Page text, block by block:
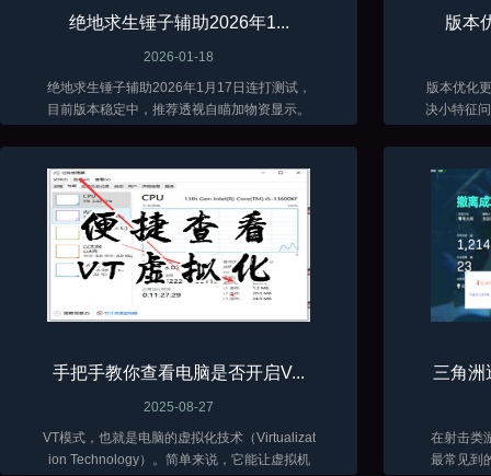
绝地求生锤子辅助2026年1...
2026-01-18
绝地求生锤子辅助2026年1月17日连打测试，
目前版本稳定中，推荐透视自瞄加物资显示。
版本
版本优化更新了 当
决小特征
手把手教你查看电脑是否开启V...
2025-08-27
VT模式，也就是电脑的虚拟化技术（Virtualizat
ion Technology）。简单来说，它能让虚拟机
三角洲
在射击类
最常见到